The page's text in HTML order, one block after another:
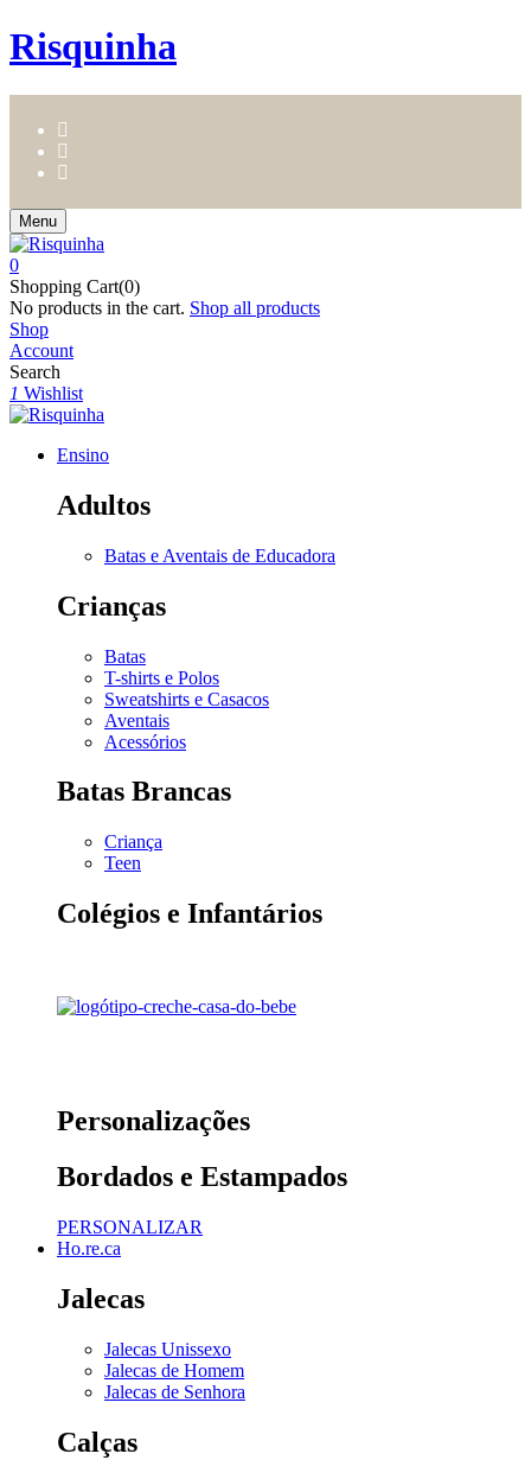
Risquinha
Menu
0
Shopping Cart(0)
No products in the cart. Shop all products
Shop
Account
Search
1 Wishlist
Ensino
Adultos
Batas e Aventais de Educadora
Crianças
Batas
T-shirts e Polos
Sweatshirts e Casacos
Aventais
Acessórios
Batas Brancas
Criança
Teen
Colégios e Infantários
Personalizações
Bordados e Estampados
PERSONALIZAR
Ho.re.ca
Jalecas
Jalecas Unissexo
Jalecas de Homem
Jalecas de Senhora
Calças